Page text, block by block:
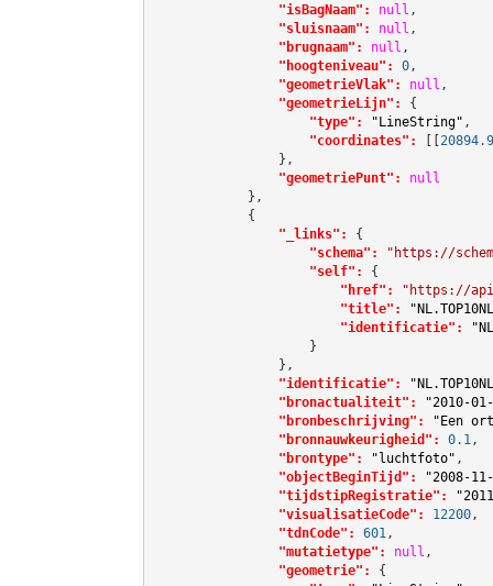
"isBagNaam":
null ,
"sluisnaam":
null ,
"brugnaam":
null ,
"hoogteniveau":
0,
"geometrieVlak":
null ,
"geometrieLijn":
{
"type":
"LineString" ,
"coordinates":
[[
                },
"geometriePunt":
null
            },
            {
"_links":
{
"schema":
"https://
"self":
{
"href":
"https://
"title":
"identificatie":
                    }
                },
"identificatie":
"bronactualiteit":
"2010-
"bronbeschrijving":
"Een
"bronnauwkeurigheid":
0.1 ,
"brontype":
"luchtfoto" ,
"objectBeginTijd":
"2008-
"tijdstipRegistratie":
"visualisatieCode":
12200,
"tdnCode":
601 ,
"mutatietype":
null ,
"geometrie":
{